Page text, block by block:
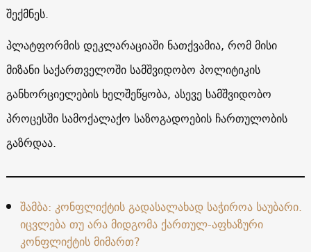
შექმნეს.
პლატფორმის დეკლარაციაში ნათქვამია, რომ მისი
მიზანი საქართველოში სამშვიდობო პოლიტიკის
განხორციელების ხელშეწყობა, ასევე სამშვიდობო
პროცესში სამოქალაქო საზოგადოების ჩართულობის
გაზრდაა.
შამბა: კონფლიქტის გადასალახად საჭიროა საუბარი.
იცვლება თუ არა მიდგომა ქართულ-აფხაზური
კონფლიქტის მიმართ?